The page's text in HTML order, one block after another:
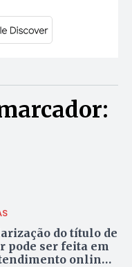
do título de
pode ser feita em
online,